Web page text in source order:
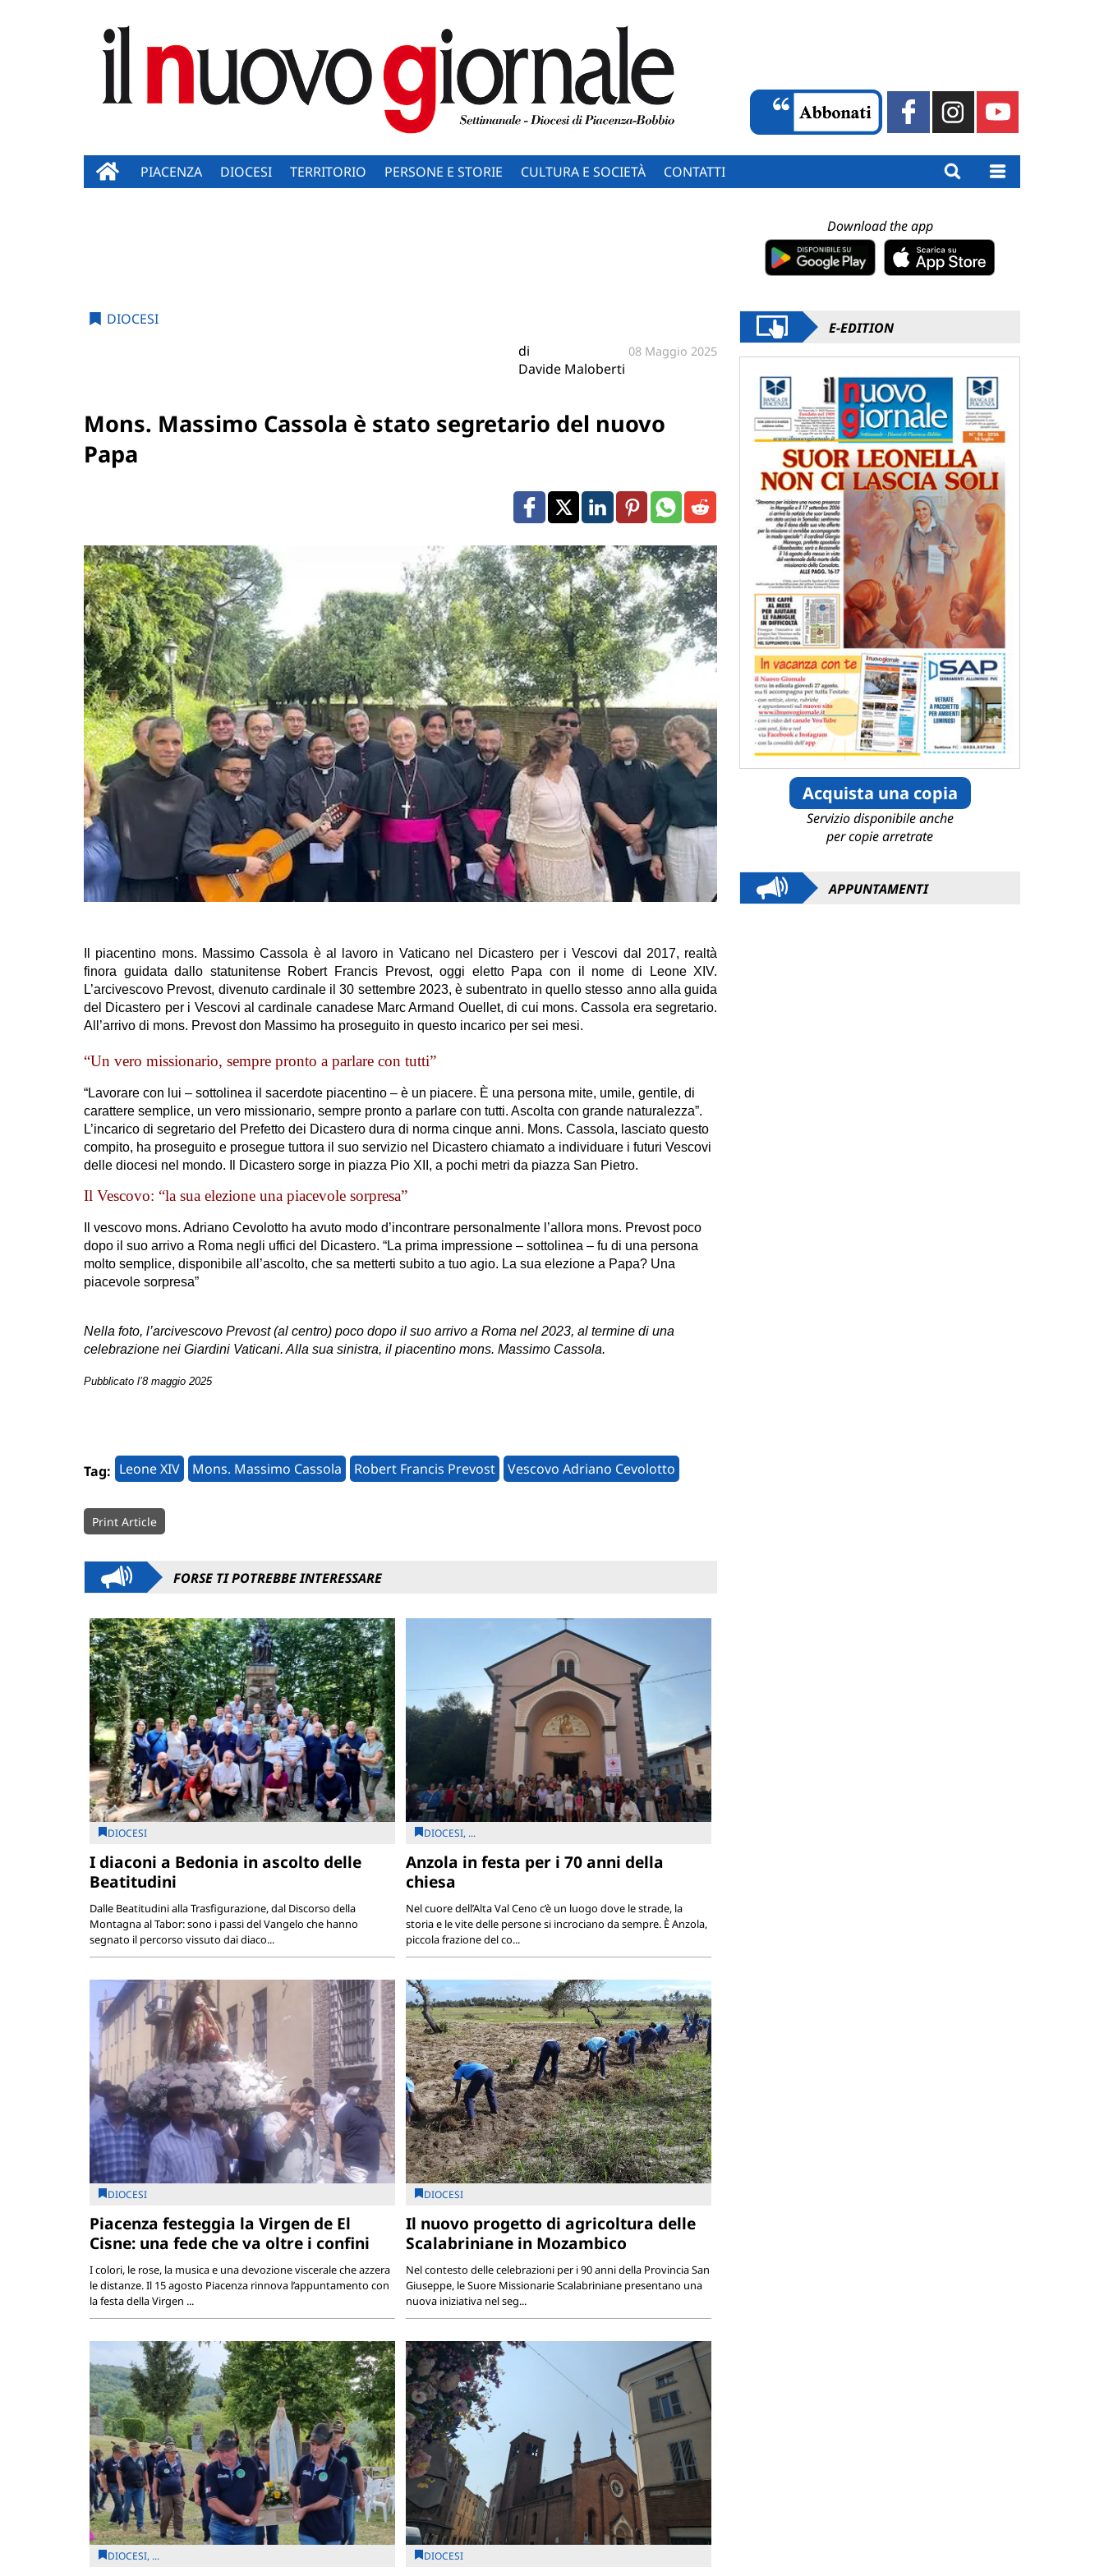
PIACENZA DIOCESI TERRITORIO PERSONE E STORIE CULTURA E SOCIETÀ CONTATTI
DIOCESI
di
Davide Maloberti
08 Maggio 2025
Mons. Massimo Cassola è stato segretario del nuovo
Papa
Il piacentino mons. Massimo Cassola è al lavoro in Vaticano nel Dicastero per i Vescovi dal 2017, realtà
finora guidata dallo statunitense Robert Francis Prevost, oggi eletto Papa con il nome di Leone XIV.
L’arcivescovo Prevost, divenuto cardinale il 30 settembre 2023, è subentrato in quello stesso anno alla guida
del Dicastero per i Vescovi al cardinale canadese Marc Armand Ouellet, di cui mons. Cassola era segretario.
All’arrivo di mons. Prevost don Massimo ha proseguito in questo incarico per sei mesi.
“Un vero missionario, sempre pronto a parlare con tutti”
“Lavorare con lui – sottolinea il sacerdote piacentino – è un piacere. È una persona mite, umile, gentile, di
carattere semplice, un vero missionario, sempre pronto a parlare con tutti. Ascolta con grande naturalezza”.
L’incarico di segretario del Prefetto dei Dicastero dura di norma cinque anni. Mons. Cassola, lasciato questo
compito, ha proseguito e prosegue tuttora il suo servizio nel Dicastero chiamato a individuare i futuri Vescovi
delle diocesi nel mondo. Il Dicastero sorge in piazza Pio XII, a pochi metri da piazza San Pietro.
Il Vescovo: “la sua elezione una piacevole sorpresa”
Il vescovo mons. Adriano Cevolotto ha avuto modo d’incontrare personalmente l’allora mons. Prevost poco
dopo il suo arrivo a Roma negli uffici del Dicastero. “La prima impressione – sottolinea – fu di una persona
molto semplice, disponibile all’ascolto, che sa metterti subito a tuo agio. La sua elezione a Papa? Una
piacevole sorpresa”
Nella foto, l’arcivescovo Prevost (al centro) poco dopo il suo arrivo a Roma nel 2023, al termine di una
celebrazione nei Giardini Vaticani. Alla sua sinistra, il piacentino mons. Massimo Cassola.
Pubblicato l’8 maggio 2025
Tag: Leone XIV Mons. Massimo Cassola Robert Francis Prevost Vescovo Adriano Cevolotto
Print Article
FORSE TI POTREBBE INTERESSARE
DIOCESI
I diaconi a Bedonia in ascolto delle
Beatitudini
Dalle Beatitudini alla Trasfigurazione, dal Discorso della
Montagna al Tabor: sono i passi del Vangelo che hanno
segnato il percorso vissuto dai diaco...
DIOCESI, ...
Anzola in festa per i 70 anni della
chiesa
Nel cuore dell’Alta Val Ceno c’è un luogo dove le strade, la
storia e le vite delle persone si incrociano da sempre. È Anzola,
piccola frazione del co...
DIOCESI
Piacenza festeggia la Virgen de El
Cisne: una fede che va oltre i confini
I colori, le rose, la musica e una devozione viscerale che azzera
le distanze. Il 15 agosto Piacenza rinnova l’appuntamento con
la festa della Virgen ...
DIOCESI
Il nuovo progetto di agricoltura delle
Scalabriniane in Mozambico
Nel contesto delle celebrazioni per i 90 anni della Provincia San
Giuseppe, le Suore Missionarie Scalabriniane presentano una
nuova iniziativa nel seg...
DIOCESI, ... DIOCESI
Download the app
E-EDITION
Acquista una copia
Servizio disponibile anche
per copie arretrate
APPUNTAMENTI